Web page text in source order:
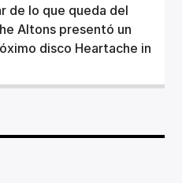
de lo que queda del
Altons presentó un
disco Heartache in